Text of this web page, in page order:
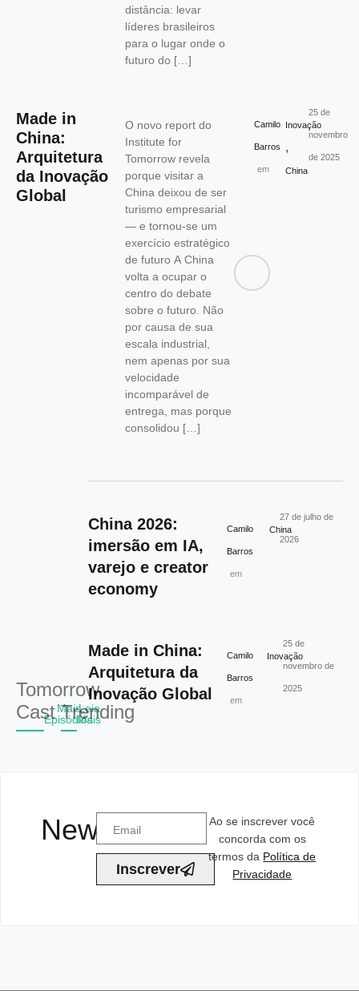
distância: levar
líderes brasileiros
para o lugar onde o
futuro do […]
Made in
China:
Arquitetura
da Inovação
Global
O novo report do
Institute for
Tomorrow revela
porque visitar a
China deixou de ser
turismo empresarial
— e tornou-se um
exercício estratégico
de futuro A China
volta a ocupar o
centro do debate
sobre o futuro. Não
por causa de sua
escala industrial,
nem apenas por sua
velocidade
incomparável de
entrega, mas porque
consolidou […]
Camilo
Barros
em
Inovação
,
China
25 de
novembro
de 2025
Tomorrow
CastMais
Episódios
Trending
Leia
Mais
China 2026:
imersão em IA,
varejo e creator
economy
Camilo
Barros
em
China
27 de julho de
2026
Made in China:
Arquitetura da
Inovação Global
Camilo
Barros
em
Inovação
25 de
novembro de
2025
Newsletter
Inscrever
Ao se inscrever você
concorda com os
termos da Política de
Privacidade